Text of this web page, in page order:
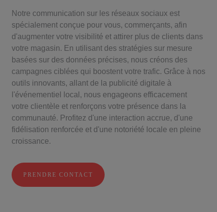
Notre communication sur les réseaux sociaux est
spécialement conçue pour vous, commerçants, afin
d'augmenter votre visibilité et attirer plus de clients dans
votre magasin. En utilisant des stratégies sur mesure
basées sur des données précises, nous créons des
campagnes ciblées qui boostent votre trafic. Grâce à nos
outils innovants, allant de la publicité digitale à
l'événementiel local, nous engageons efficacement
votre clientèle et renforçons votre présence dans la
communauté. Profitez d'une interaction accrue, d'une
fidélisation renforcée et d'une notoriété locale en pleine
croissance.
PRENDRE CONTACT